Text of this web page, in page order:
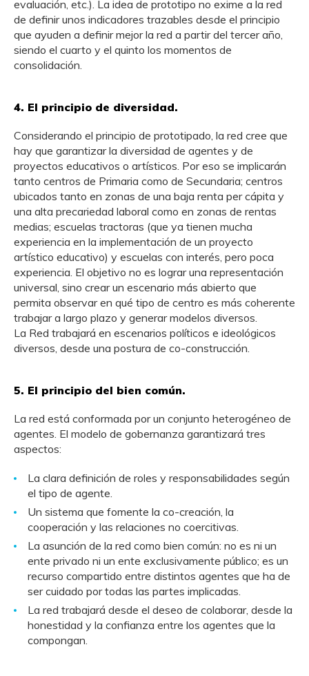
evaluación, etc.). La idea de prototipo no exime a la red
de definir unos indicadores trazables desde el principio
que ayuden a definir mejor la red a partir del tercer año,
siendo el cuarto y el quinto los momentos de
consolidación.
4. El principio de diversidad.
Considerando el principio de prototipado, la red cree que
hay que garantizar la diversidad de agentes y de
proyectos educativos o artísticos. Por eso se implicarán
tanto centros de Primaria como de Secundaria; centros
ubicados tanto en zonas de una baja renta per cápita y
una alta precariedad laboral como en zonas de rentas
medias; escuelas tractoras (que ya tienen mucha
experiencia en la implementación de un proyecto
artístico educativo) y escuelas con interés, pero poca
experiencia. El objetivo no es lograr una representación
universal, sino crear un escenario más abierto que
permita observar en qué tipo de centro es más coherente
trabajar a largo plazo y generar modelos diversos.
La Red trabajará en escenarios políticos e ideológicos
diversos, desde una postura de co-construcción.
5. El principio del bien común.
La red está conformada por un conjunto heterogéneo de
agentes. El modelo de gobernanza garantizará tres
aspectos:
La clara definición de roles y responsabilidades según
el tipo de agente.
Un sistema que fomente la co-creación, la
cooperación y las relaciones no coercitivas.
La asunción de la red como bien común: no es ni un
ente privado ni un ente exclusivamente público; es un
recurso compartido entre distintos agentes que ha de
ser cuidado por todas las partes implicadas.
La red trabajará desde el deseo de colaborar, desde la
honestidad y la confianza entre los agentes que la
compongan.